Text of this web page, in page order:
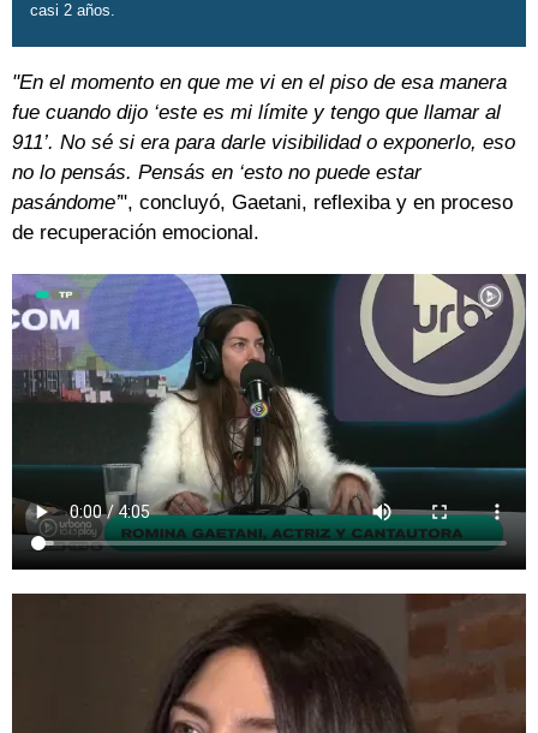
casi 2 años.
"En el momento en que me vi en el piso de esa manera
fue cuando dijo ‘este es mi límite y tengo que llamar al
911’. No sé si era para darle visibilidad o exponerlo, eso
no lo pensás. Pensás en ‘esto no puede estar
pasándome’", concluyó, Gaetani, reflexiba y en proceso
de recuperación emocional.